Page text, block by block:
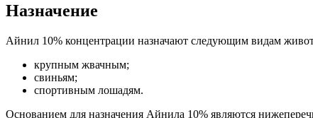
Назначение
Айнил 10% концентрации назначают следующим видам
крупным жвачным;
свиньям;
спортивным лошадям.
Основанием для назначения Айнила 10% являются